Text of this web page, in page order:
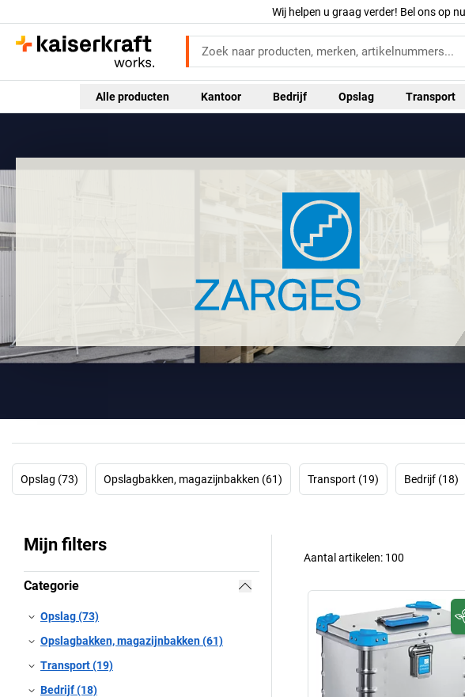
Wij helpen u graag verder! Bel ons op
Alle producten Kantoor Bedrijf Opslag Transport
Opslag (73) Opslagbakken, magazijnbakken (61) Transport (19) Bedrijf (18)
Mijn filters
Categorie
Opslag (73)
Opslagbakken, magazijnbakken (61)
Transport (19)
Bedrijf (18)
Aantal artikelen: 100